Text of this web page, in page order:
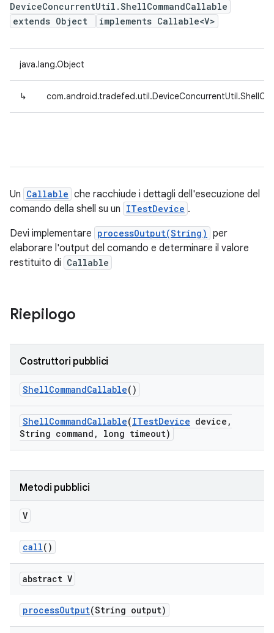
DeviceConcurrentUtil.ShellCommandCallable
extends Object
implements Callable<V>
java.lang.Object
↳
Un Callable che racchiude i dettagli dell'esecuzione del
comando della shell su un ITestDevice .
Devi implementare processOutput(String) per
elaborare l'output del comando e determinare il valore
restituito di Callable
Riepilogo
Costruttori pubblici
ShellCommandCallable()
ShellCommandCallable(ITestDevice device ,
String command , long timeout)
Metodi pubblici
V
call()
abstract V
processOutput(String output)